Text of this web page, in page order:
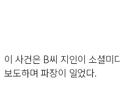
이 사건은 B씨 지인이 소셜미
보도하며 파장이 일었다.